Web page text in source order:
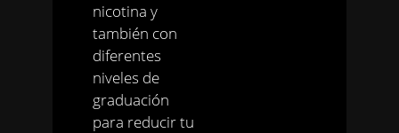
nicotina y
también con
diferentes
niveles de
graduación
para reducir tu